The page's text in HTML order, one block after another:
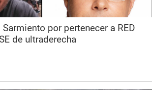
por pertenecer a RED
de ultraderecha